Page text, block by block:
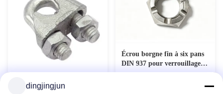
personnalisées DIN 741 avec
Écrou borgne fin à six pans
DIN 937 pour verrouillage
de précision
dingjingjun